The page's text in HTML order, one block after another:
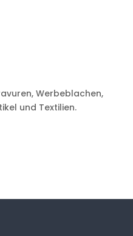
Werbeblachen,
und Textilien.